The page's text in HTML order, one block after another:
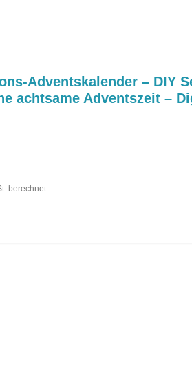
Adventskalender – DIY
achtsame Adventszeit –
berechnet.